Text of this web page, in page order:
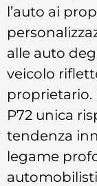
l’auto ai
alle auto
veicolo
proprietario.
P72 unica
tendenza
legame